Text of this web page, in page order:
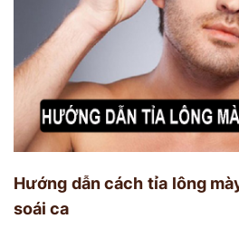
Hướng dẫn cách tỉa lông
soái ca